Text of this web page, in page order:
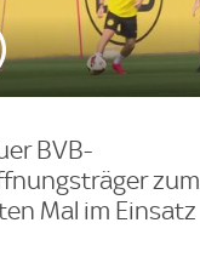
BVB-
zum
Mal im Einsatz